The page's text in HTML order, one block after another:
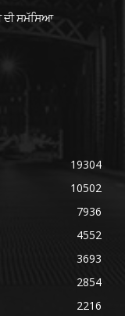
ਦੀ ਸਮੱਸਿਆ
19304
10502
7936
4552
3693
2854
2216